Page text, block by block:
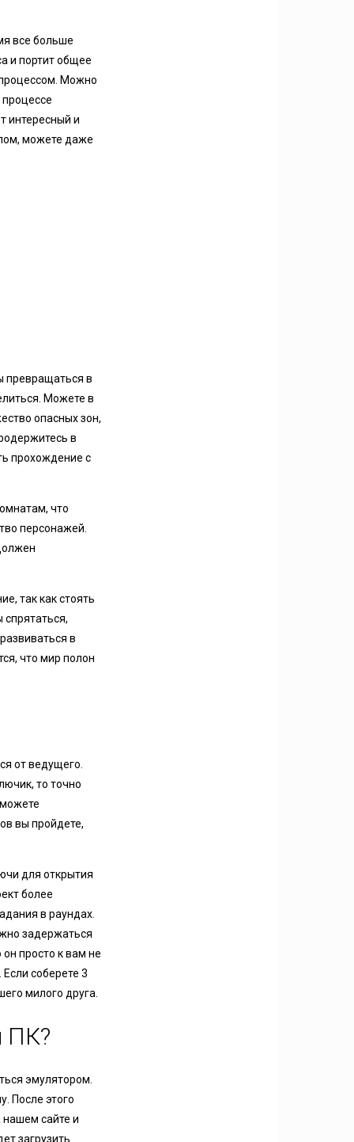
все больше
и портит общее
Можно
интересный и
можете даже
превращаться в
Можете в
опасных зон,
в
прохождение с
что
персонажей.
так как стоять
в
что мир полон
от ведущего.
то точно
вы пройдете,
для открытия
более
в раундах.
задержаться
просто к вам не
соберете 3
милого друга.
ПК?
эмулятором.
После этого
нашем сайте и
загрузить